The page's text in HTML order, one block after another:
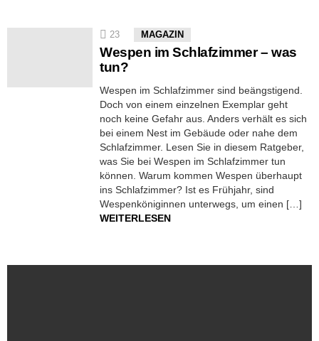
23 MAGAZIN
Wespen im Schlafzimmer – was
tun?
Wespen im Schlafzimmer sind beängstigend.
Doch von einem einzelnen Exemplar geht
noch keine Gefahr aus. Anders verhält es sich
bei einem Nest im Gebäude oder nahe dem
Schlafzimmer. Lesen Sie in diesem Ratgeber,
was Sie bei Wespen im Schlafzimmer tun
können. Warum kommen Wespen überhaupt
ins Schlafzimmer? Ist es Frühjahr, sind
Wespenköniginnen unterwegs, um einen […]
WEITERLESEN